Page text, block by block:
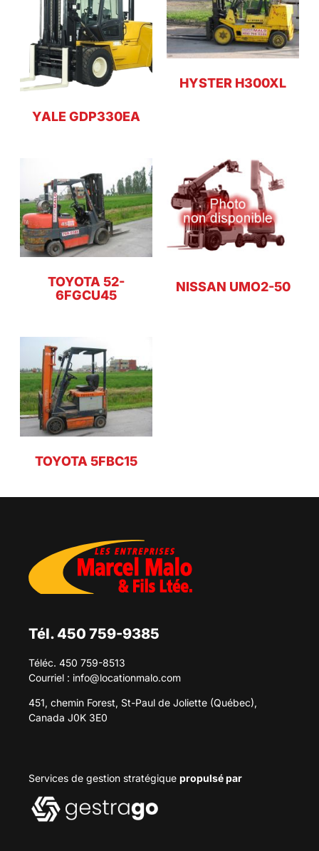
YALE GDP330EA
HYSTER H300XL
TOYOTA 52-
6FGCU45
NISSAN UMO2-50
TOYOTA 5FBC15
Tél. 450 759-9385
Téléc. 450 759-8513
Courriel : info@locationmalo.com
451, chemin Forest, St-Paul de Joliette (Québec),
Canada J0K 3E0
Services de gestion stratégique propulsé par